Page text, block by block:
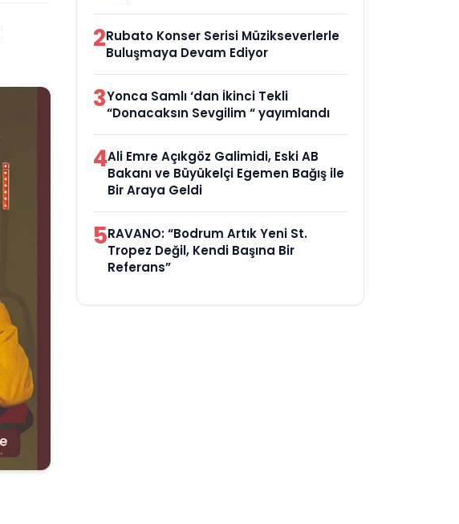
2Rubato Konser Serisi Müzikseverlerle
Buluşmaya Devam Ediyor
3Yonca Samlı ‘dan İkinci Tekli
“Donacaksın Sevgilim “ yayımlandı
4Ali Emre Açıkgöz Galimidi, Eski AB
Bakanı ve Büyükelçi Egemen Bağış ile
Bir Araya Geldi
5RAVANO: “Bodrum Artık Yeni St.
Tropez Değil, Kendi Başına Bir
Referans”